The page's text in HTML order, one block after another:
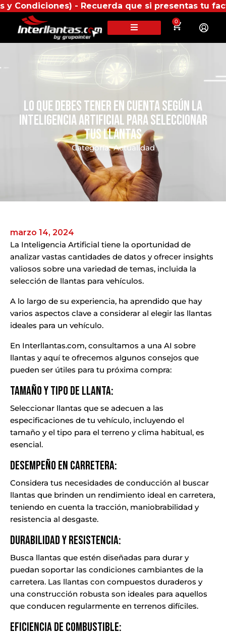
- Recuerda que si presentas tu factura
0
Lo que debes tener en cuenta según la
Inteligencia Artificial para seleccionar
tus llantas
Categoría: Actualidad
marzo 14, 2024
La Inteligencia Artificial tiene la oportunidad de
analizar vastas cantidades de datos y ofrecer insights
valiosos sobre una variedad de temas, incluida la
selección de llantas para vehículos.
A lo largo de su experiencia, ha aprendido que hay
varios aspectos clave a considerar al elegir las llantas
ideales para un vehículo.
En Interllantas.com, consultamos a una AI sobre
llantas y aquí te ofrecemos algunos consejos que
pueden ser útiles para tu próxima compra:
Tamaño y Tipo de Llanta:
Seleccionar llantas que se adecuen a las
especificaciones de tu vehículo, incluyendo el
tamaño y el tipo para el terreno y clima habitual, es
esencial.
Desempeño en Carretera:
Considera tus necesidades de conducción al buscar
llantas que brinden un rendimiento ideal en carretera,
teniendo en cuenta la tracción, maniobrabilidad y
resistencia al desgaste.
Durabilidad y Resistencia:
Busca llantas que estén diseñadas para durar y
puedan soportar las condiciones cambiantes de la
carretera. Las llantas con compuestos duraderos y
una construcción robusta son ideales para aquellos
que conducen regularmente en terrenos difíciles.
Eficiencia de Combustible: